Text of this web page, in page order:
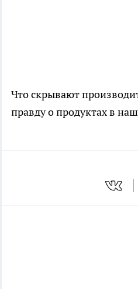
Что скрывают
правду о продуктах в